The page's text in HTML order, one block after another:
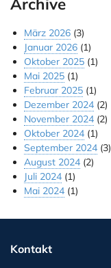
Archive
März 2026 (3)
Januar 2026 (1)
Oktober 2025 (1)
Mai 2025 (1)
Februar 2025 (1)
Dezember 2024 (2)
November 2024 (2)
Oktober 2024 (1)
September 2024 (3)
August 2024 (2)
Juli 2024 (1)
Mai 2024 (1)
Kontakt